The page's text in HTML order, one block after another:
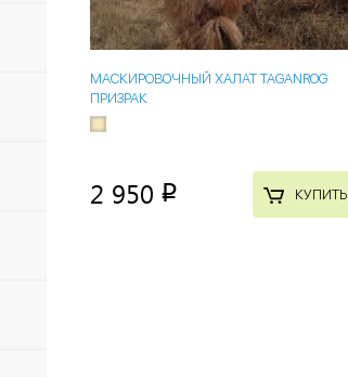
МАСКИРОВОЧНЫЙ ХАЛАТ TAGANROG
ПРИЗРАК
2 950 p КУПИТЬ